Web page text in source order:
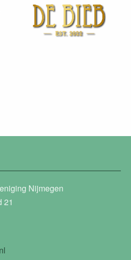
Nijmegen
21